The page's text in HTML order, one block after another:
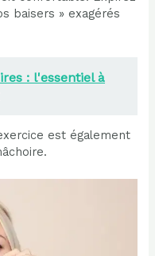
baisers » exagérés
: l'essentiel à
est également